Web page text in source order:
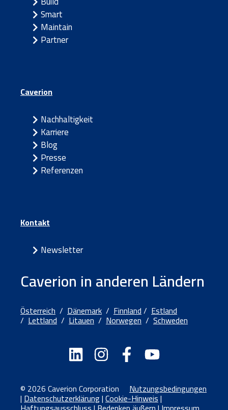
Smart
Maintain
Partner
Caverion
Nachhaltigkeit
Karriere
Blog
Presse
Referenzen
Kontakt
Newsletter
Caverion in anderen Ländern
Österreich / Dänemark / Finnland/ Estland
/ Lettland / Litauen / Norwegen / Schweden
© 2026 Caverion Corporation Nutzungsbedingungen
|Datenschutzerklärung|Cookie-Hinweis|